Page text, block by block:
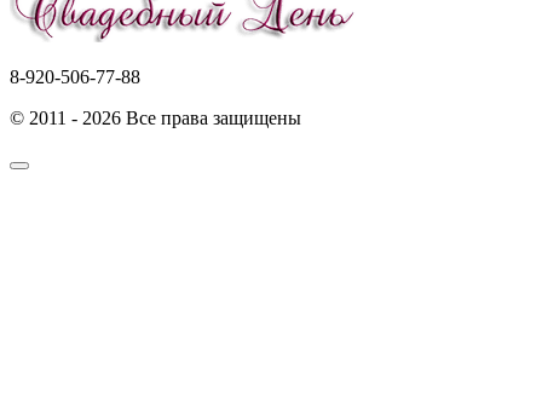
8-920-506-77-88
© 2011 - 2026 Все права защищены